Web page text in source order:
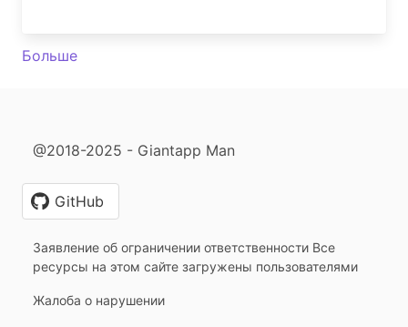
Больше
@2018-2025 - Giantapp Man
GitHub
Заявление об ограничении ответственности Все
ресурсы на этом сайте загружены пользователями
Жалоба о нарушении